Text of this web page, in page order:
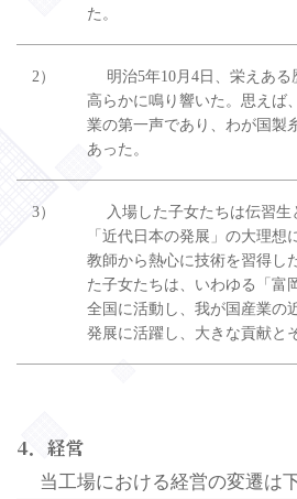
た。
2）
明治5年10月4日、栄えある
高らかに鳴り響いた。思えば
業の第一声であり、わが国製
あった。
3）
入場した子女たちは伝習生
「近代日本の発展」の大理
教師から熱心に技術を習得し
た子女たちは、いわゆる「富
全国に活動し、我が国産業の
発展に活躍し、大きな貢献と
4．経営
当工場における経営の変遷は